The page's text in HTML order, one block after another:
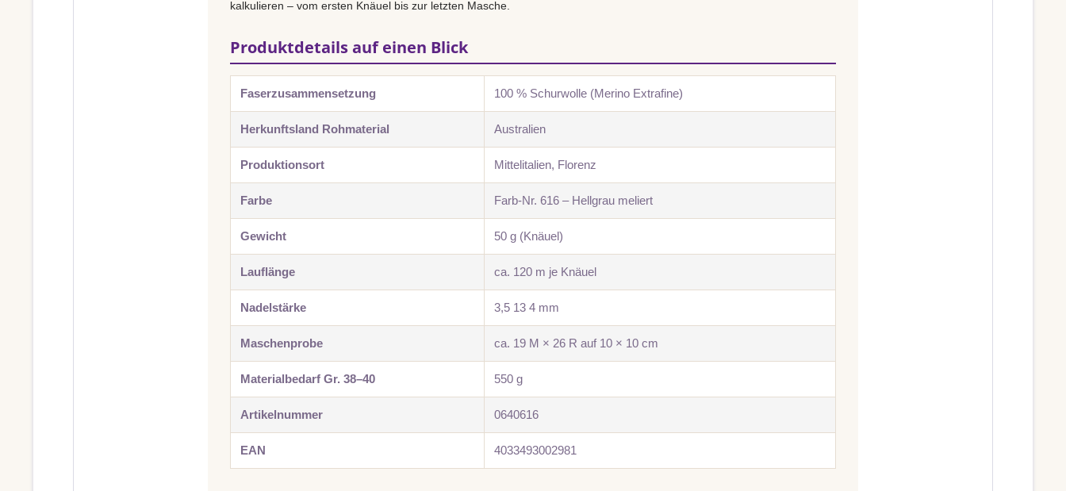
kalkulieren – vom ersten Knäuel bis zur letzten Masche.
Produktdetails auf einen Blick
Faserzusammensetzung 100 % Schurwolle (Merino Extrafine)
Herkunftsland Rohmaterial Australien
Produktionsort Mittelitalien, Florenz
Farbe Farb-Nr. 616 – Hellgrau meliert
Gewicht 50 g (Knäuel)
Lauflänge ca. 120 m je Knäuel
Nadelstärke 3,5 13 4 mm
Maschenprobe ca. 19 M × 26 R auf 10 × 10 cm
Materialbedarf Gr. 38–40 550 g
Artikelnummer 0640616
EAN 4033493002981